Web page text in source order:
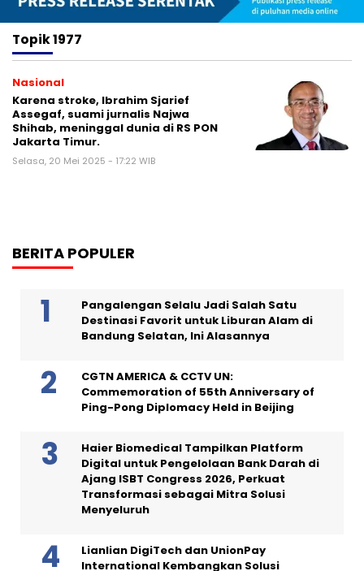
Topik1977
Nasional
Karena stroke, Ibrahim Sjarief
Assegaf, suami jurnalis Najwa
Shihab, meninggal dunia di RS PON
Jakarta Timur.
Selasa, 20 Mei 2025 - 17:22 WIB
BERITA POPULER
Pangalengan Selalu Jadi Salah Satu
Destinasi Favorit untuk Liburan Alam di
Bandung Selatan, Ini Alasannya
CGTN AMERICA & CCTV UN:
Commemoration of 55th Anniversary of
Ping-Pong Diplomacy Held in Beijing
Haier Biomedical Tampilkan Platform
Digital untuk Pengelolaan Bank Darah di
Ajang ISBT Congress 2026, Perkuat
Transformasi sebagai Mitra Solusi
Menyeluruh
Lianlian DigiTech dan UnionPay
International Kembangkan Solusi